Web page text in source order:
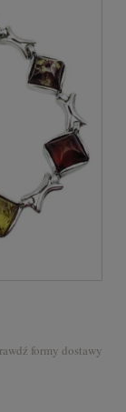
powyżej 300,00
formy dostawy